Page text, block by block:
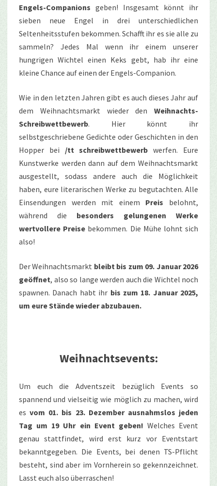
Engels-Companions geben! Insgesamt könnt ihr
sieben neue Engel in drei unterschiedlichen
Seltenheitsstufen bekommen. Schafft ihr es sie alle zu
sammeln? Jedes Mal wenn ihr einem unserer
hungrigen Wichtel einen Keks gebt, hab ihr eine
kleine Chance auf einen der Engels-Companion.
Wie in den letzten Jahren gibt es auch dieses Jahr auf
dem Weihnachtsmarkt wieder den Weihnachts-
Schreibwettbewerb. Hier könnt ihr
selbstgeschriebene Gedichte oder Geschichten in den
Hopper bei /tt schreibwettbewerb werfen. Eure
Kunstwerke werden dann auf dem Weihnachtsmarkt
ausgestellt, sodass andere auch die Möglichkeit
haben, eure literarischen Werke zu begutachten. Alle
Einsendungen werden mit einem Preis belohnt,
während die besonders gelungenen Werke
wertvollere Preise bekommen. Die Mühe lohnt sich
also!
Der Weihnachtsmarkt bleibt bis zum 09. Januar 2026
geöffnet, also so lange werden auch die Wichtel noch
spawnen. Danach habt ihr bis zum 18. Januar 2025,
um eure Stände wieder abzubauen.
Weihnachtsevents:
Um euch die Adventszeit bezüglich Events so
spannend und vielseitig wie möglich zu machen, wird
esvom 01. bis 23. Dezember ausnahmslos jeden
Tag um 19 Uhr ein Event geben! Welches Event
genau stattfindet, wird erst kurz vor Eventstart
bekanntgegeben. Die Events, bei denen TS-Pflicht
besteht, sind aber im Vornherein so gekennzeichnet.
Lasst euch also überraschen!